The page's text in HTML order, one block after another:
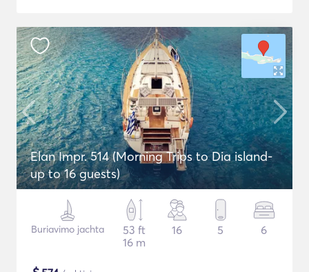
Elan Impr. 514 (Morning Trips to Dia island-
up to 16 guests)
Buriavimo jachta
53 ft
16 m
16 5 6